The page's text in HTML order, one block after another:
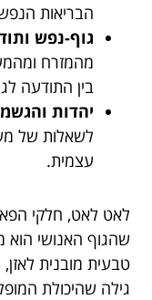
הבריאות
גוף-נפש
מהמזרח
בין התודעה
יהדות
לשאלות של
עצמית.
לאט לאט, חלקי
שהגוף האנושי הוא
טבעית מובנית
גילה שהיכולת